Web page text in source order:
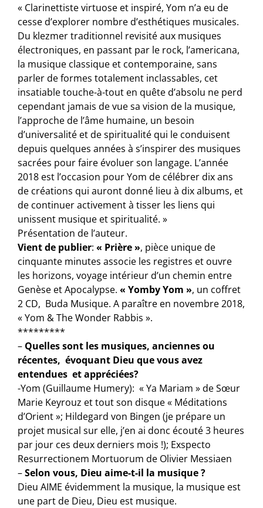
« Clarinettiste virtuose et inspiré, Yom n’a eu de
cesse d’explorer nombre d’esthétiques musicales.
Du klezmer traditionnel revisité aux musiques
électroniques, en passant par le rock, l’americana,
la musique classique et contemporaine, sans
parler de formes totalement inclassables, cet
insatiable touche-à-tout en quête d’absolu ne perd
cependant jamais de vue sa vision de la musique,
l’approche de l’âme humaine, un besoin
d’universalité et de spiritualité qui le conduisent
depuis quelques années à s’inspirer des musiques
sacrées pour faire évoluer son langage. L’année
2018 est l’occasion pour Yom de célébrer dix ans
de créations qui auront donné lieu à dix albums, et
de continuer activement à tisser les liens qui
unissent musique et spiritualité. »
Présentation de l’auteur.
Vient de publier:« Prière », pièce unique de
cinquante minutes associe les registres et ouvre
les horizons, voyage intérieur d’un chemin entre
Genèse et Apocalypse.« Yomby Yom », un coffret
2 CD, Buda Musique. A paraître en novembre 2018,
« Yom & The Wonder Rabbis ».
*********
– Quelles sont les musiques, anciennes ou
récentes, évoquant Dieu que vous avez
entendues et appréciées?
-Yom (Guillaume Humery): « Ya Mariam » de Sœur
Marie Keyrouz et tout son disque « Méditations
d’Orient »; Hildegard von Bingen (je prépare un
projet musical sur elle, j’en ai donc écouté 3 heures
par jour ces deux derniers mois !); Exspecto
Resurrectionem Mortuorum de Olivier Messiaen
–Selon vous, Dieu aime-t-il la musique ?
Dieu AIME évidemment la musique, la musique est
une part de Dieu, Dieu est musique.